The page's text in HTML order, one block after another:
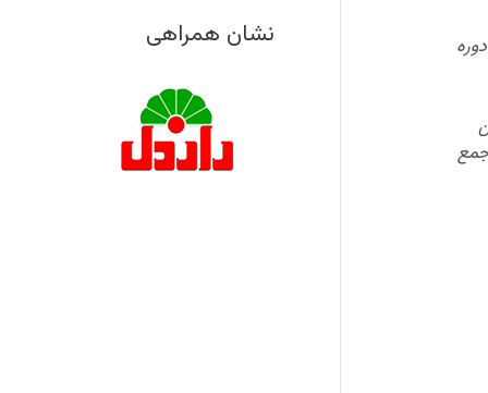
نشان همراهی